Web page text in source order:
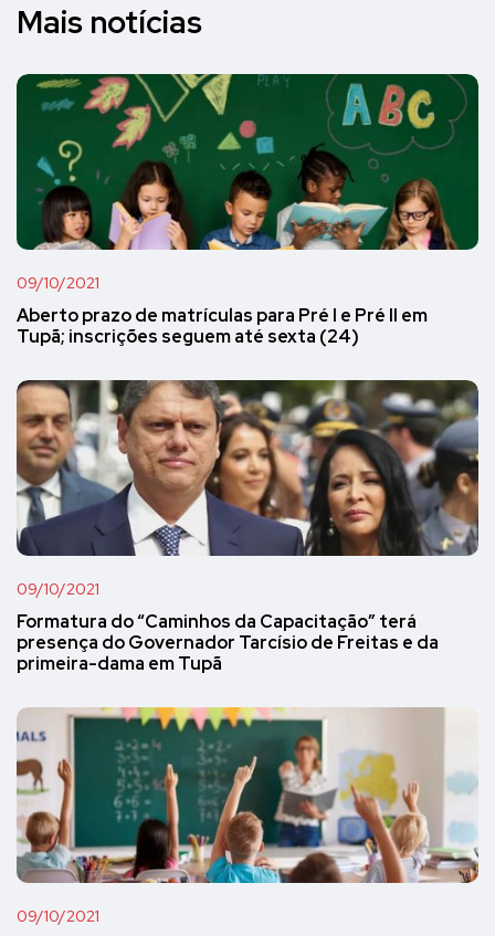
Mais notícias
09/10/2021
Aberto prazo de matrículas para Pré I e Pré II em
Tupã; inscrições seguem até sexta (24)
09/10/2021
Formatura do “Caminhos da Capacitação” terá
presença do Governador Tarcísio de Freitas e da
primeira-dama em Tupã
09/10/2021